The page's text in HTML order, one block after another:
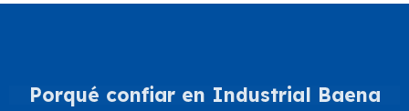
Porqué confiar en Industrial Baena